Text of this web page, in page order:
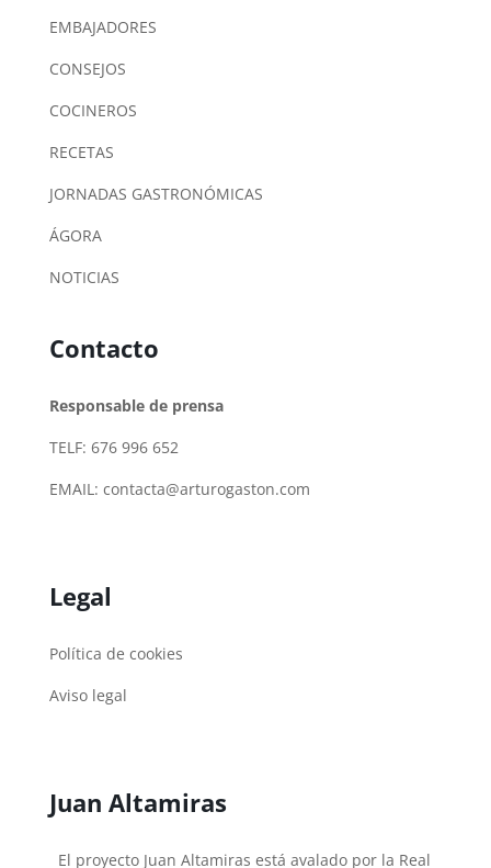
EMBAJADORES
CONSEJOS
COCINEROS
RECETAS
JORNADAS GASTRONÓMICAS
ÁGORA
NOTICIAS
Contacto
Responsable de prensa
TELF: 676 996 652
EMAIL: contacta@arturogaston.com
Legal
Política de cookies
Aviso legal
Juan Altamiras
El proyecto Juan Altamiras está avalado por la Real